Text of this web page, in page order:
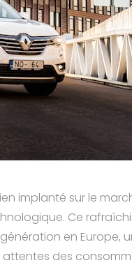
implanté sur le
Ce
en Europe,
des